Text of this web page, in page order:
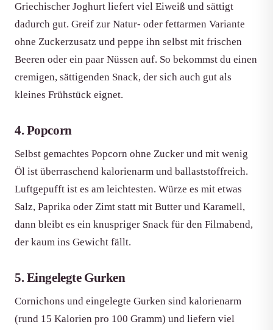
Griechischer Joghurt liefert viel Eiweiß und sättigt
dadurch gut. Greif zur Natur- oder fettarmen Variante
ohne Zuckerzusatz und peppe ihn selbst mit frischen
Beeren oder ein paar Nüssen auf. So bekommst du einen
cremigen, sättigenden Snack, der sich auch gut als
kleines Frühstück eignet.
4. Popcorn
Selbst gemachtes Popcorn ohne Zucker und mit wenig
Öl ist überraschend kalorienarm und ballaststoffreich.
Luftgepufft ist es am leichtesten. Würze es mit etwas
Salz, Paprika oder Zimt statt mit Butter und Karamell,
dann bleibt es ein knuspriger Snack für den Filmabend,
der kaum ins Gewicht fällt.
5. Eingelegte Gurken
Cornichons und eingelegte Gurken sind kalorienarm
(rund 15 Kalorien pro 100 Gramm) und liefern viel